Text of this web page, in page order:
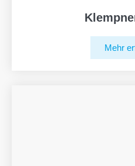
Mehr